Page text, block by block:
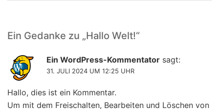
Ein Gedanke zu „Hallo Welt!“
Ein WordPress-Kommentator sagt:
31. JULI 2024 UM 12:25 UHR
Hallo, dies ist ein Kommentar.
Um mit dem Freischalten, Bearbeiten und Löschen von